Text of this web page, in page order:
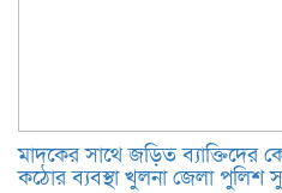
মাদকের সাথে জড়িত ব্যাক্তিদের
কঠোর ব্যবস্থা খুলনা জেলা পুলিশ